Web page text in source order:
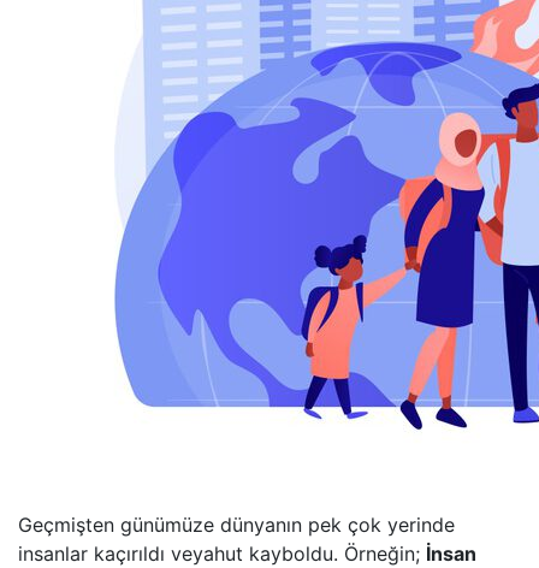
Geçmişten günümüze dünyanın pek çok yerinde
insanlar kaçırıldı veyahut kayboldu. Örneğin; İnsan